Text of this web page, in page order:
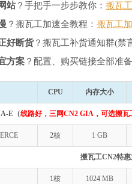
站？手把手一步步教你： 搬瓦
？搬瓦工加速全教程： 搬瓦工
好断货？搬瓦工补货通知群(禁
方案 ？配置、购买链接全部准备
CPU 内存大小
E（线路好，三网CN2 GIA，可选搬
2核 1 GB
搬瓦工CN2特
1核 1024 MB